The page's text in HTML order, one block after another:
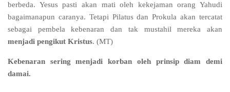
berbeda. Yesus pasti akan mati oleh kekejaman orang Yahudi
bagaimanapun caranya. Tetapi Pilatus dan Prokula akan tercatat
sebagai pembela kebenaran dan tak mustahil mereka akan
menjadi pengikut Kristus. (MT)
Kebenaran sering menjadi korban oleh prinsip diam demi
damai.